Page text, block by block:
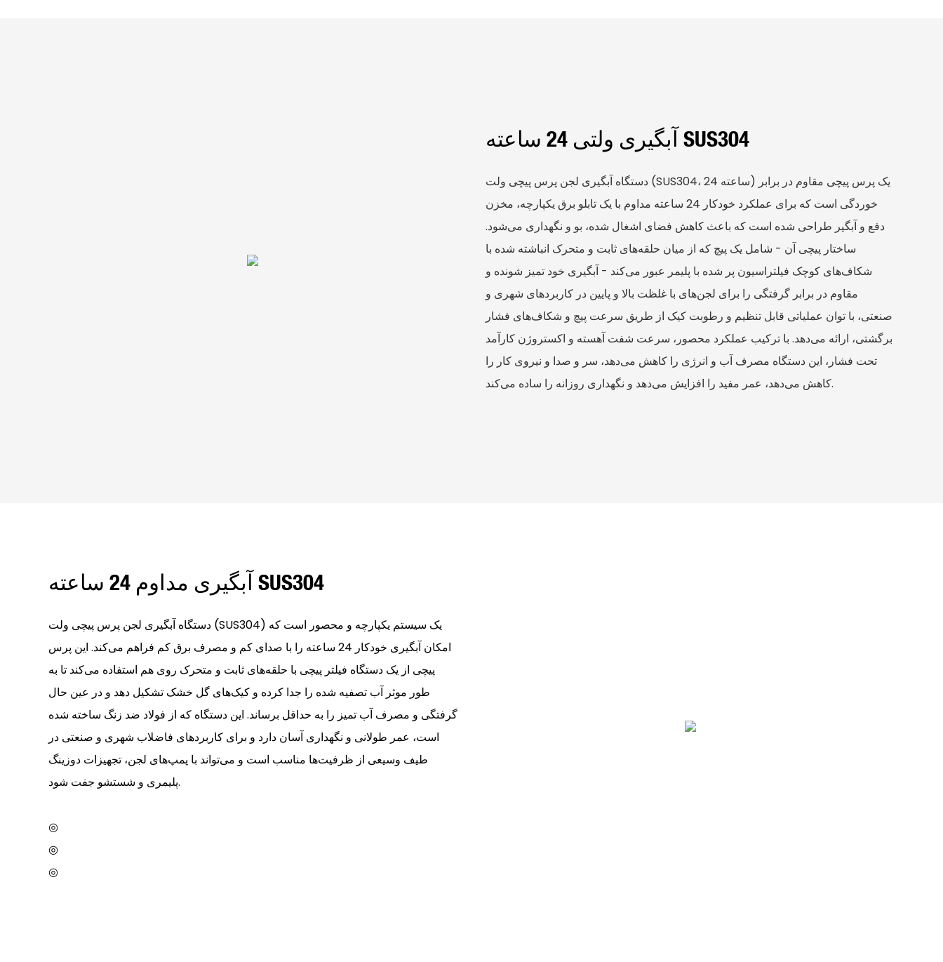
آبگیری ولتی 24 ساعته SUS304
دستگاه آبگیری لجن پرس پیچی ولت (SUS304، 24 ساعته) یک پرس پیچی مقاوم در برابر
خوردگی است که برای عملکرد خودکار 24 ساعته مداوم با یک تابلو برق یکپارچه، مخزن
دفع و آبگیر طراحی شده است که باعث کاهش فضای اشغال شده، بو و نگهداری می‌شود.
ساختار پیچی آن - شامل یک پیچ که از میان حلقه‌های ثابت و متحرک انباشته شده با
شکاف‌های کوچک فیلتراسیون پر شده با پلیمر عبور می‌کند - آبگیری خود تمیز شونده و
مقاوم در برابر گرفتگی را برای لجن‌های با غلظت بالا و پایین در کاربردهای شهری و
صنعتی، با توان عملیاتی قابل تنظیم و رطوبت کیک از طریق سرعت پیچ و شکاف‌های فشار
برگشتی، ارائه می‌دهد. با ترکیب عملکرد محصور، سرعت شفت آهسته و اکستروژن کارآمد
تحت فشار، این دستگاه مصرف آب و انرژی را کاهش می‌دهد، سر و صدا و نیروی کار را
کاهش می‌دهد، عمر مفید را افزایش می‌دهد و نگهداری روزانه را ساده می‌کند.
آبگیری مداوم 24 ساعته SUS304
دستگاه آبگیری لجن پرس پیچی ولت (SUS304) یک سیستم یکپارچه و محصور است که
امکان آبگیری خودکار 24 ساعته را با صدای کم و مصرف برق کم فراهم می‌کند. این پرس
پیچی از یک دستگاه فیلتر پیچی با حلقه‌های ثابت و متحرک روی هم استفاده می‌کند تا به
طور موثر آب تصفیه شده را جدا کرده و کیک‌های گل خشک تشکیل دهد و در عین حال
گرفتگی و مصرف آب تمیز را به حداقل برساند. این دستگاه که از فولاد ضد زنگ ساخته شده
است، عمر طولانی و نگهداری آسان دارد و برای کاربردهای فاضلاب شهری و صنعتی در
طیف وسیعی از ظرفیت‌ها مناسب است و می‌تواند با پمپ‌های لجن، تجهیزات دوزینگ
پلیمری و شستشو جفت شود.
◎
◎
◎